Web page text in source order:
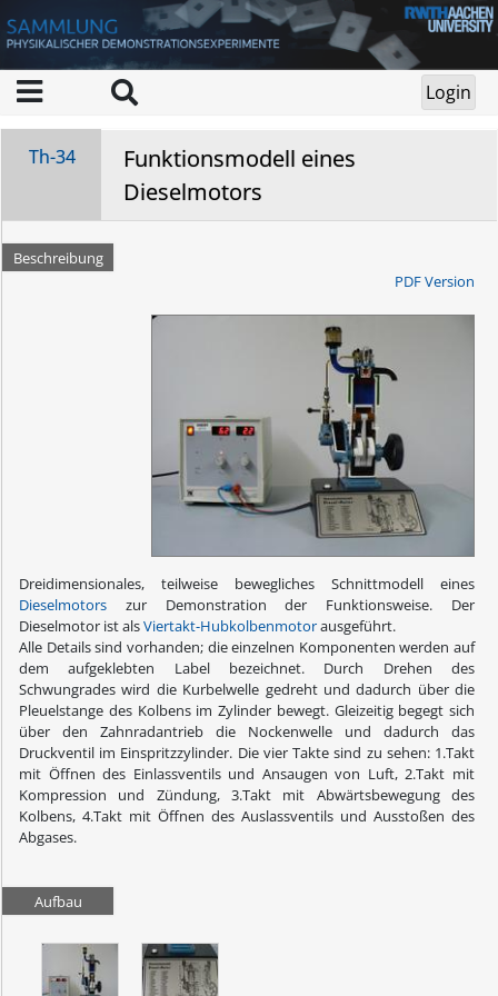
Th-34
Funktionsmodell eines
Dieselmotors
Beschreibung
PDF Version
Dreidimensionales, teilweise bewegliches Schnittmodell eines
Dieselmotors zur Demonstration der Funktionsweise. Der
Dieselmotor ist alsViertakt-Hubkolbenmotorausgeführt.
Alle Details sind vorhanden; die einzelnen Komponenten werden auf
dem aufgeklebten Label bezeichnet. Durch Drehen des
Schwungrades wird die Kurbelwelle gedreht und dadurch über die
Pleuelstange des Kolbens im Zylinder bewegt. Gleizeitig begegt sich
über den Zahnradantrieb die Nockenwelle und dadurch das
Druckventil im Einspritzzylinder. Die vier Takte sind zu sehen: 1.Takt
mit Öffnen des Einlassventils und Ansaugen von Luft, 2.Takt mit
Kompression und Zündung, 3.Takt mit Abwärtsbewegung des
Kolbens, 4.Takt mit Öffnen des Auslassventils und Ausstoßen des
Abgases.
Aufbau